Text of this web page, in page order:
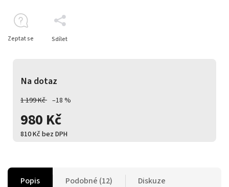
1 199 Kč –18 %
980 Kč
810 Kč bez DPH
Na dotaz
Zeptat se Sdílet
Popis Podobné (12) Diskuze